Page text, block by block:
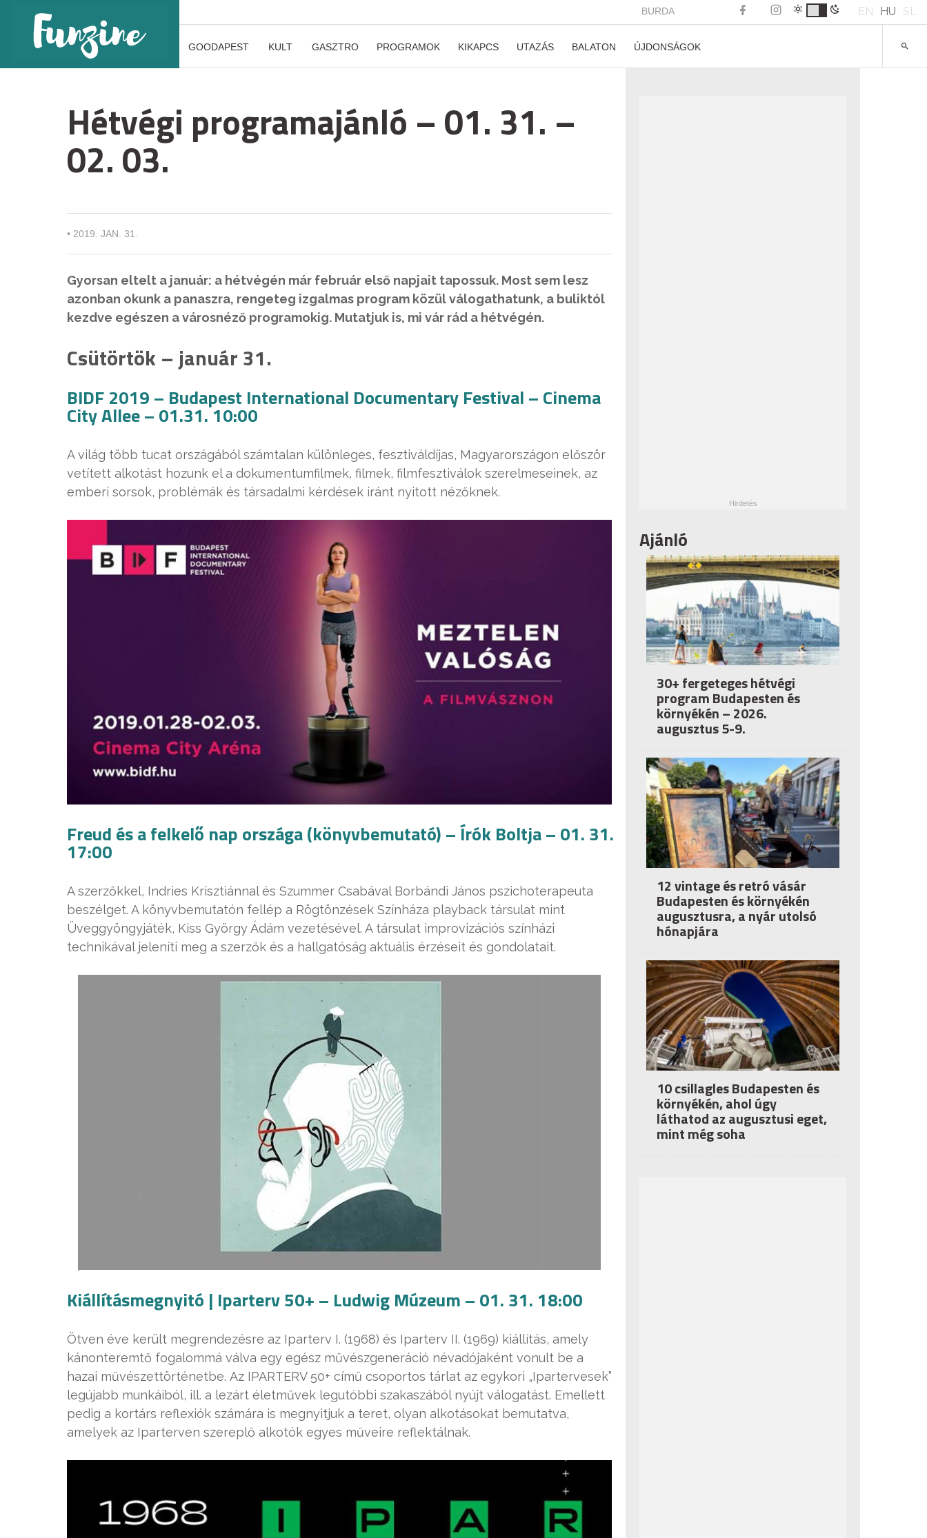
BURDA EN HU SL
GOODAPEST KULT GASZTRO PROGRAMOK KIKAPCS UTAZÁS BALATON ÚJDONSÁGOK
Hétvégi programajánló – 01. 31. –
02. 03.
• 2019. JAN. 31.
Gyorsan eltelt a január: a hétvégén már február első napjait tapossuk. Most sem lesz
azonban okunk a panaszra, rengeteg izgalmas program közül válogathatunk, a buliktól
kezdve egészen a városnéző programokig. Mutatjuk is, mi vár rád a hétvégén.
Csütörtök – január 31.
BIDF 2019 – Budapest International Documentary Festival – Cinema
City Allee – 01.31. 10:00
A világ több tucat országából számtalan különleges, fesztiváldíjas, Magyarországon először
vetített alkotást hozunk el a dokumentumfilmek, filmek, filmfesztiválok szerelmeseinek, az
emberi sorsok, problémák és társadalmi kérdések iránt nyitott nézőknek.
Freud és a felkelő nap országa (könyvbemutató) – Írók Boltja – 01. 31.
17:00
A szerzőkkel, Indries Krisztiánnal és Szummer Csabával Borbándi János pszichoterapeuta
beszélget. A könyvbemutatón fellép a Rögtönzések Színháza playback társulat mint
Üveggyöngyjáték, Kiss György Ádám vezetésével. A társulat improvizációs színházi
technikával jeleníti meg a szerzők és a hallgatóság aktuális érzéseit és gondolatait.
Kiállításmegnyitó | Iparterv 50+ – Ludwig Múzeum – 01. 31. 18:00
Ötven éve került megrendezésre az Iparterv I. (1968) és Iparterv II. (1969) kiállítás, amely
kánonteremtő fogalommá válva egy egész művészgeneráció névadójaként vonult be a
hazai művészettörténetbe. Az IPARTERV 50+ című csoportos tárlat az egykori „Ipartervesek”
legújabb munkáiból, ill. a lezárt életművek legutóbbi szakaszából nyújt válogatást. Emellett
pedig a kortárs reflexiók számára is megnyitjuk a teret, olyan alkotásokat bemutatva,
amelyek az Iparterven szereplő alkotók egyes műveire reflektálnak.
Ajánló
30+ fergeteges hétvégi
program Budapesten és
környékén – 2026.
augusztus 5-9.
12 vintage és retró vásár
Budapesten és környékén
augusztusra, a nyár utolsó
hónapjára
10 csillagles Budapesten és
környékén, ahol úgy
láthatod az augusztusi eget,
mint még soha